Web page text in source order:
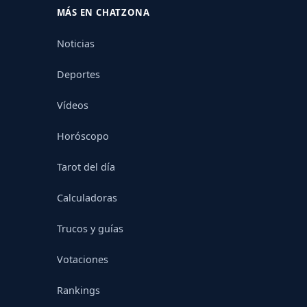
MÁS EN CHATZONA
Noticias
Deportes
Vídeos
Horóscopo
Tarot del día
Calculadoras
Trucos y guías
Votaciones
Rankings